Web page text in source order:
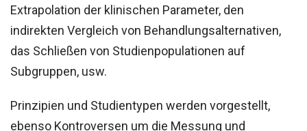
Extrapolation der klinischen Parameter, den
indirekten Vergleich von Behandlungsalternativen,
das Schließen von Studienpopulationen auf
Subgruppen, usw.
Prinzipien und Studientypen werden vorgestellt,
ebenso Kontroversen um die Messung und